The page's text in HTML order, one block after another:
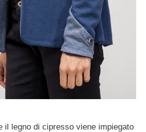
il legno di cipresso viene impiegato